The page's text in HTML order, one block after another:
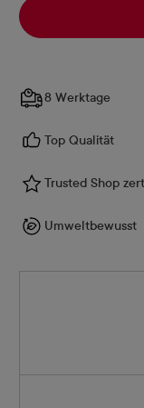
8 Werktage
Top Qualität
Trusted Shop
Umweltbewusst